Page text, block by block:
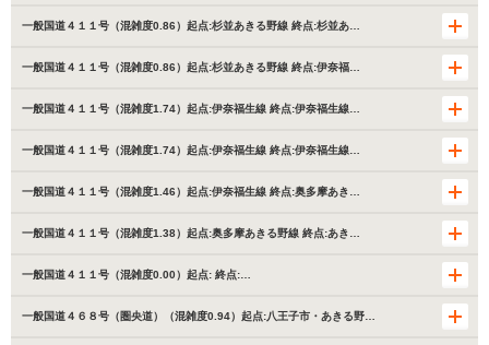
一般国道４１１号（混雑度0.86）起点:杉並あきる野線 終点:杉並あ…
一般国道４１１号（混雑度0.86）起点:杉並あきる野線 終点:伊奈福…
一般国道４１１号（混雑度1.74）起点:伊奈福生線 終点:伊奈福生線…
一般国道４１１号（混雑度1.74）起点:伊奈福生線 終点:伊奈福生線…
一般国道４１１号（混雑度1.46）起点:伊奈福生線 終点:奥多摩あき…
一般国道４１１号（混雑度1.38）起点:奥多摩あきる野線 終点:あき…
一般国道４１１号（混雑度0.00）起点: 終点:…
一般国道４６８号（圏央道）（混雑度0.94）起点:八王子市・あきる野…